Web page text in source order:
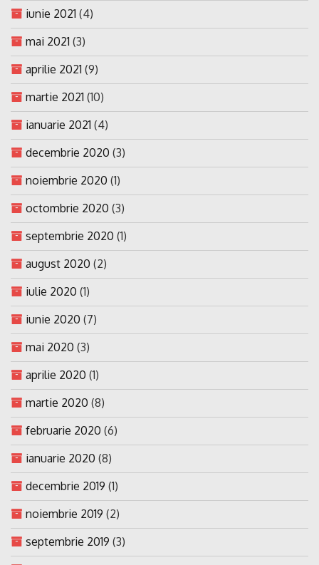
iunie 2021 (4)
mai 2021 (3)
aprilie 2021 (9)
martie 2021 (10)
ianuarie 2021 (4)
decembrie 2020 (3)
noiembrie 2020 (1)
octombrie 2020 (3)
septembrie 2020 (1)
august 2020 (2)
iulie 2020 (1)
iunie 2020 (7)
mai 2020 (3)
aprilie 2020 (1)
martie 2020 (8)
februarie 2020 (6)
ianuarie 2020 (8)
decembrie 2019 (1)
noiembrie 2019 (2)
septembrie 2019 (3)